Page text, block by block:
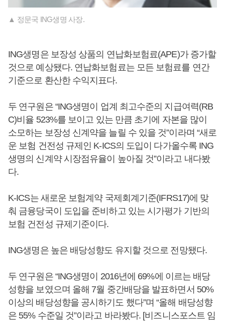
▲ 정문국 ING생명 사장.
ING생명은 보장성 상품의 연납화보험료(APE)가 증가할
것으로 예상됐다. 연납화보험료는 모든 보험료를 연간
기준으로 환산한 수익지표다.
두 연구원은 “ING생명이 업계 최고수준의 지급여력(RB
C)비율 523%를 보이고 있는 만큼 초기에 자본을 많이
소모하는 보장성 신계약을 늘릴 수 있을 것”이라며 “새로
운 보험 건전성 규제인 K-ICS의 도입이 다가올수록 ING
생명의 신계약 시장점유율이 높아질 것”이라고 내다봤
다.
K-ICS는 새로운 보험계약 국제회계기준(IFRS17)에 맞
춰 금융당국이 도입을 준비하고 있는 시가평가 기반의
보험 건전성 규제기준이다.
ING생명은 높은 배당성향도 유지할 것으로 전망됐다.
두 연구원은 “ING생명이 2016년에 69%에 이르는 배당
성향을 보였으며 올해 7월 중간배당을 발표하면서 50%
이상의 배당성향을 공시하기도 했다”며 “올해 배당성향
은 55% 수준일 것”이라고 바라봤다. [비즈니스포스트 임